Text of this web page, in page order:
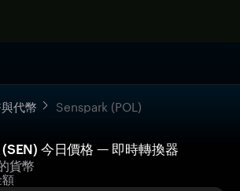
代幣 Senspark (POL)
今日價格 — 即時轉換器
貨幣